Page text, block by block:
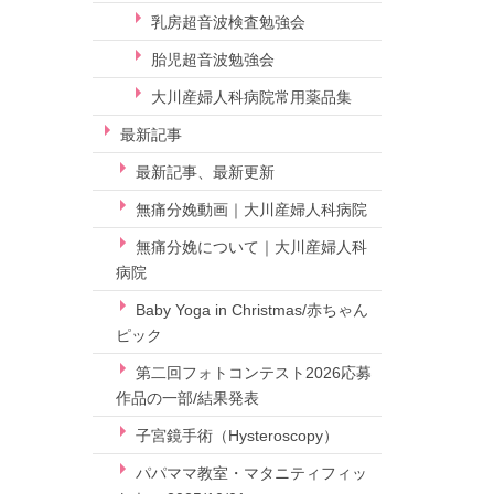
乳房超音波検査勉強会
胎児超音波勉強会
大川産婦人科病院常用薬品集
最新記事
最新記事、最新更新
無痛分娩動画｜大川産婦人科病院
無痛分娩について｜大川産婦人科
病院
Baby Yoga in Christmas/赤ちゃん
ピック
第二回フォトコンテスト2026応募
作品の一部/結果発表
子宮鏡手術（Hysteroscopy）
パパママ教室・マタニティフィッ